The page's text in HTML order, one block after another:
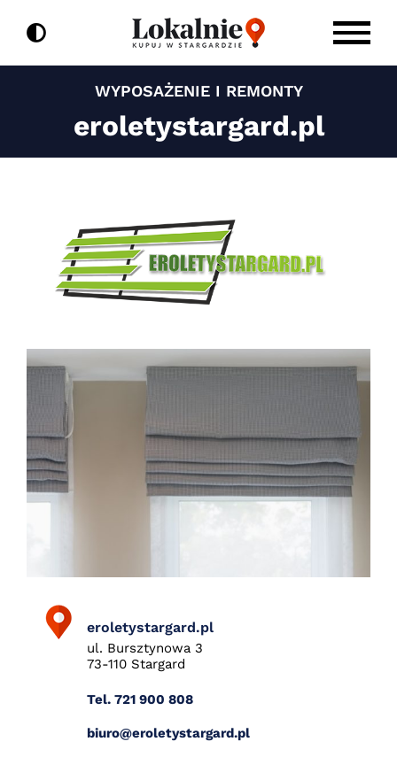
zawartości
WYPOSAŻENIE I REMONTY
eroletystargard.pl
eroletystargard.pl
ul. Bursztynowa 3
73-110 Stargard
Tel. 721 900 808
biuro@eroletystargard.pl